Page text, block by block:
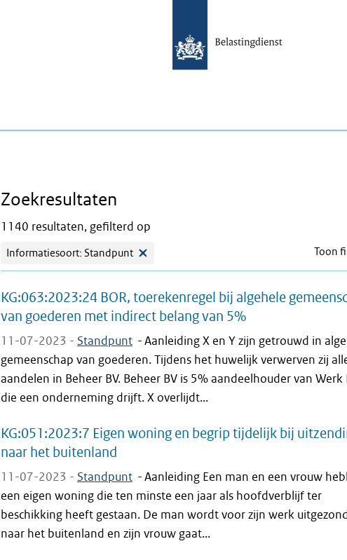
Zoekresultaten
1140 resultaten, gefilterd op
Informatiesoort: Standpunt Toon
KG:063:2023:24 BOR, toerekenregel bij algehele
van goederen met indirect belang van 5%
11-07-2023 - Standpunt -Aanleiding X en Y zijn getrouwd in
gemeenschap van goederen. Tijdens het huwelijk verwerven zij
aandelen in Beheer BV. Beheer BV is 5% aandeelhouder van Werk
die een onderneming drijft. X overlijdt...
KG:051:2023:7 Eigen woning en begrip tijdelijk bij
naar het buitenland
11-07-2023 - Standpunt -Aanleiding Een man en een vrouw
een eigen woning die ten minste een jaar als hoofdverblijf ter
beschikking heeft gestaan. De man wordt voor zijn werk
naar het buitenland en zijn vrouw gaat...